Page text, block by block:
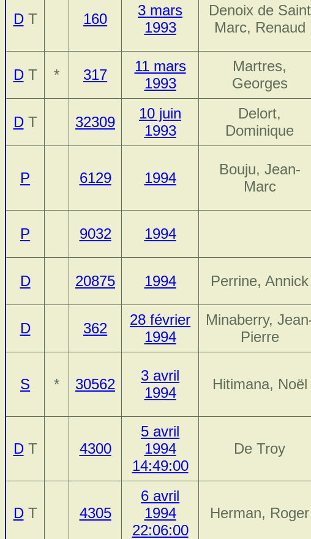
DT 160
3 mars
1993
Denoix de Saint
Marc, Renaud
DT * 317
11 mars
1993
Martres,
Georges
DT 32309
10 juin
1993
Delort,
Dominique
P 6129 1994
Bouju, Jean-
Marc
P 9032 1994
D 20875 1994 Perrine, Annick
D 362
28 février
1994
Minaberry,
Pierre
S * 30562
3 avril
1994
Hitimana, Noël
DT 4300
5 avril
1994
14:49:00
De Troy
DT 4305
6 avril
1994
22:06:00
Herman, Roger